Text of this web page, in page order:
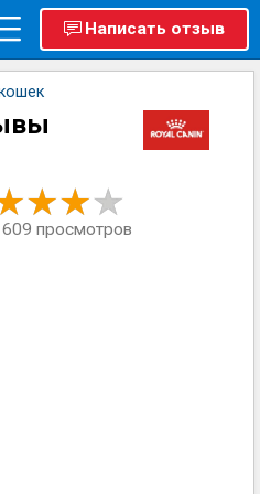
Написать отзыв
просмотров